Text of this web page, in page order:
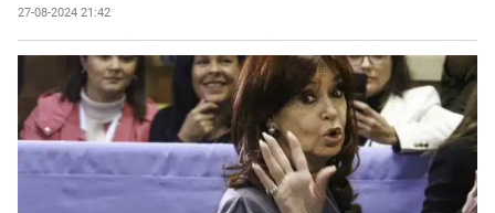
27-08-2024 21:42